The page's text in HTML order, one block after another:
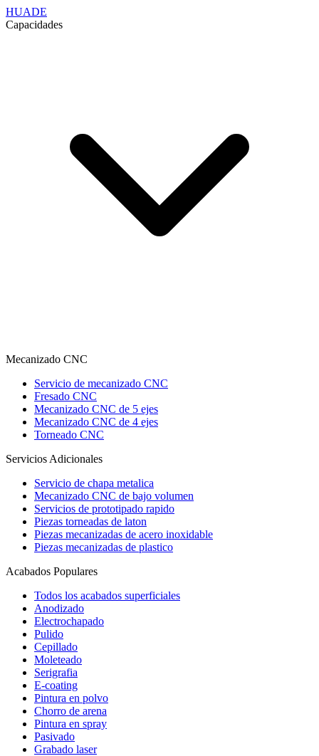
HUADE
Capacidades
Mecanizado CNC
Servicio de mecanizado CNC
Fresado CNC
Mecanizado CNC de 5 ejes
Mecanizado CNC de 4 ejes
Torneado CNC
Servicios Adicionales
Servicio de chapa metalica
Mecanizado CNC de bajo volumen
Servicios de prototipado rapido
Piezas torneadas de laton
Piezas mecanizadas de acero inoxidable
Piezas mecanizadas de plastico
Acabados Populares
Todos los acabados superficiales
Anodizado
Electrochapado
Pulido
Cepillado
Moleteado
Serigrafia
E-coating
Pintura en polvo
Chorro de arena
Pintura en spray
Pasivado
Grabado laser